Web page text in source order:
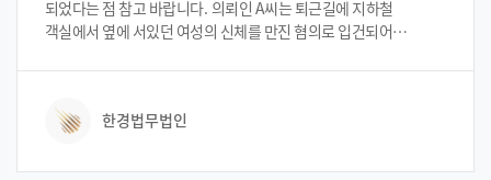
되었다는 점 참고 바랍니다. 의뢰인 A씨는 퇴근길에 지하철
객실에서 옆에 서있던 여성의 신체를 만진 혐의로 입건되어
우발적이지만 범죄 행위를 한 것에 크게 자책하였으나 선처를
한경법무법인